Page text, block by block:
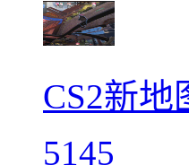
CS2新地
5145